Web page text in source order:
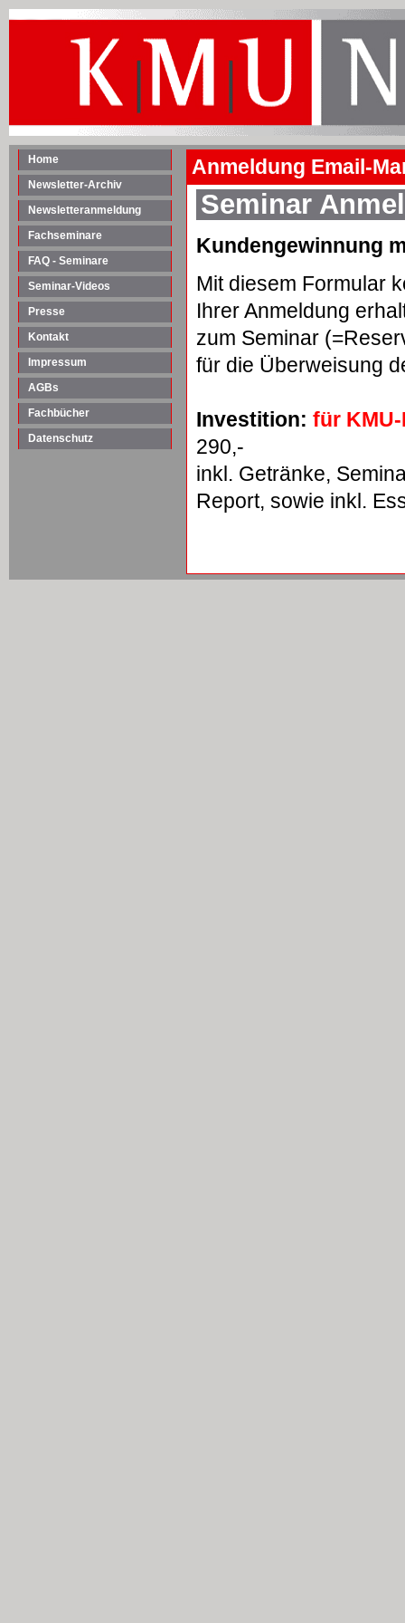
Home
Newsletter-Archiv
Newsletteranmeldung
Fachseminare
FAQ - Seminare
Seminar-Videos
Presse
Kontakt
Impressum
AGBs
Fachbücher
Datenschutz
Anmeldung Email-
Seminar
Kundengewinnung
Mit diesem Formular
Ihrer Anmeldung
zum Seminar
für die Überweisung
Investition: für
290,-
inkl. Getränke,
Report, sowie inkl.